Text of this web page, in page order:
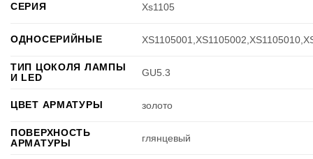
СЕРИЯ Xs1105
ОДНОСЕРИЙНЫЕ
ТИП ЦОКОЛЯ ЛАМПЫ
И LED
GU5.3
ЦВЕТ АРМАТУРЫ золото
ПОВЕРХНОСТЬ
АРМАТУРЫ
глянцевый